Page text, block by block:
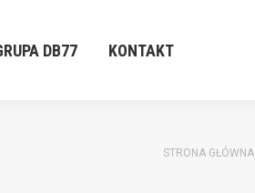
DB77 KONTAKT
Jesteś tutaj:
STRONA GŁÓWNA